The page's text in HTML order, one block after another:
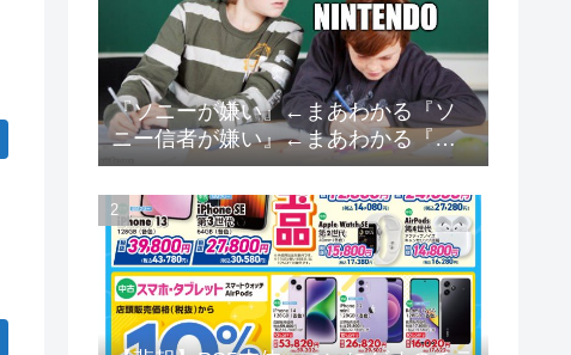
『ソニーが嫌い』←まあわかる『ソ
ニー信者が嫌い』←まあわかる『任
天堂信者が嫌い』←まあわかる